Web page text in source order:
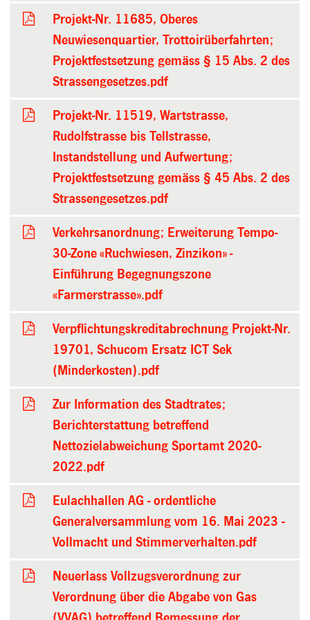
Projekt-Nr. 11685, Oberes
Neuwiesenquartier, Trottoirüberfahrten;
Projektfestsetzung gemäss § 15 Abs. 2 des
Strassengesetzes.pdf
Projekt-Nr. 11519, Wartstrasse,
Rudolfstrasse bis Tellstrasse,
Instandstellung und Aufwertung;
Projektfestsetzung gemäss § 45 Abs. 2 des
Strassengesetzes.pdf
Verkehrsanordnung; Erweiterung Tempo-
30-Zone «Ruchwiesen, Zinzikon» -
Einführung Begegnungszone
«Farmerstrasse».pdf
Verpflichtungskreditabrechnung Projekt-Nr.
19701, Schucom Ersatz ICT Sek
(Minderkosten).pdf
Zur Information des Stadtrates;
Berichterstattung betreffend
Nettozielabweichung Sportamt 2020-
2022.pdf
Eulachhallen AG - ordentliche
Generalversammlung vom 16. Mai 2023 -
Vollmacht und Stimmerverhalten.pdf
Neuerlass Vollzugsverordnung zur
Verordnung über die Abgabe von Gas